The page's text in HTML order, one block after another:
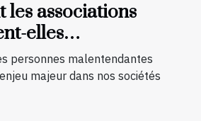
les associations
elles
des
?
personnes malentendantes
majeur dans nos sociétés